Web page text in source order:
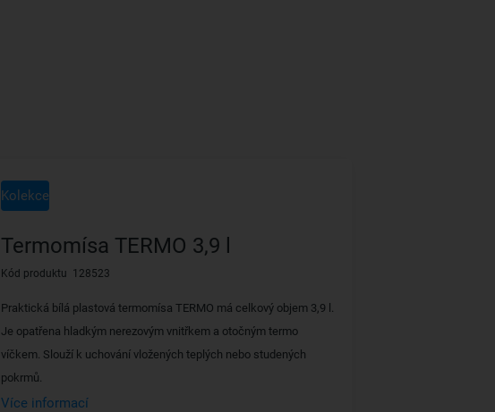
Kolekce
Termomísa TERMO 3,9 l
Kód produktu 128523
Praktická bílá plastová termomísa TERMO má celkový objem 3,9 l.
Je opatřena hladkým nerezovým vnitřkem a otočným termo
víčkem. Slouží k uchování vložených teplých nebo studených
pokrmů.
Více informací